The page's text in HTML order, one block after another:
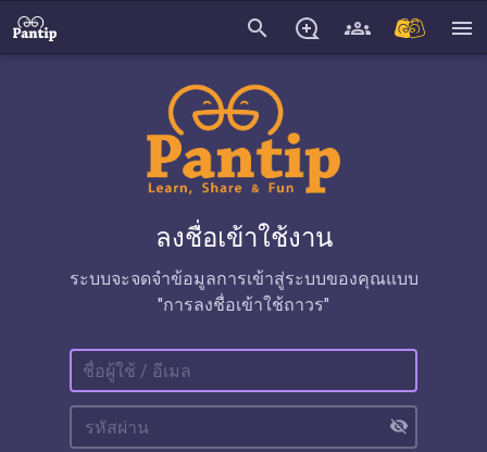
search menu
ลงชื่อเข้าใช้งาน
ระบบจะจดจำข้อมูลการเข้าสู่ระบบของคุณแบบ
"การลงชื่อเข้าใช้ถาวร"
visibility_off